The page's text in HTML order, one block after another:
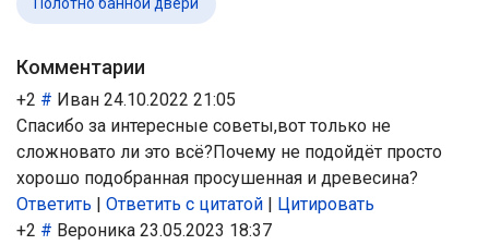
Полотно банной двери
Комментарии
+2 # Иван 24.10.2022 21:05
Спасибо за интересные советы,вот только не
сложновато ли это всё?Почему не подойдёт просто
хорошо подобранная просушенная и древесина?
Ответить
Ответить с цитатой
Цитировать
+2 # Вероника 23.05.2023 18:37